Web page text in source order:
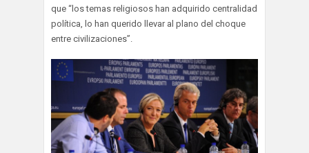
que “los temas religiosos han adquirido centralidad
política, lo han querido llevar al plano del choque
entre civilizaciones”.